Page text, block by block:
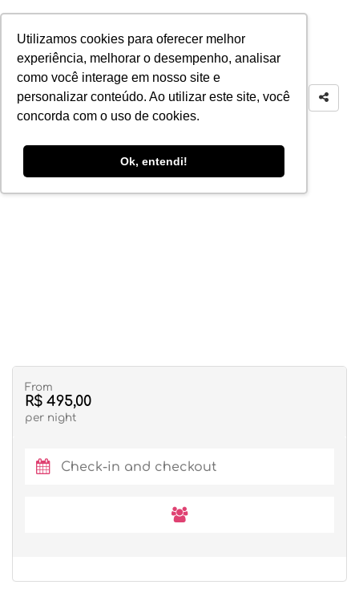
Utilizamos cookies para oferecer melhor
experiência, melhorar o desempenho, analisar
como você interage em nosso site e
personalizar conteúdo. Ao utilizar este site, você
concorda com o uso de cookies.
Ok, entendi!
From
R$ 495,00
per night